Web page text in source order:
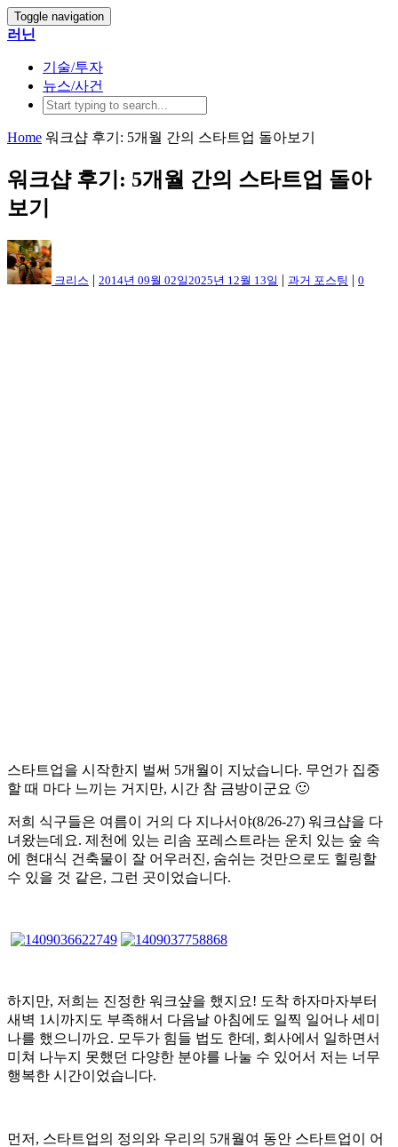
Toggle navigation
러닌
기술/투자
뉴스/사건
Home 워크샵 후기: 5개월 간의 스타트업 돌아보기
워크샵 후기: 5개월 간의 스타트업 돌아
보기
크리스 | 2014년 09월 02일2025년 12월 13일 | 과거 포스팅 | 0
스타트업을 시작한지 벌써 5개월이 지났습니다. 무언가 집중
할 때 마다 느끼는 거지만, 시간 참 금방이군요 🙂
저희 식구들은 여름이 거의 다 지나서야(8/26-27) 워크샵을 다
녀왔는데요. 제천에 있는 리솜 포레스트라는 운치 있는 숲 속
에 현대식 건축물이 잘 어우러진, 숨쉬는 것만으로도 힐링할
수 있을 것 같은, 그런 곳이었습니다.
하지만, 저희는 진정한 워크샾을 했지요! 도착 하자마자부터
새벽 1시까지도 부족해서 다음날 아침에도 일찍 일어나 세미
나를 했으니까요. 모두가 힘들 법도 한데, 회사에서 일하면서
미쳐 나누지 못했던 다양한 분야를 나눌 수 있어서 저는 너무
행복한 시간이었습니다.
먼저, 스타트업의 정의와 우리의 5개월여 동안 스타트업이 어